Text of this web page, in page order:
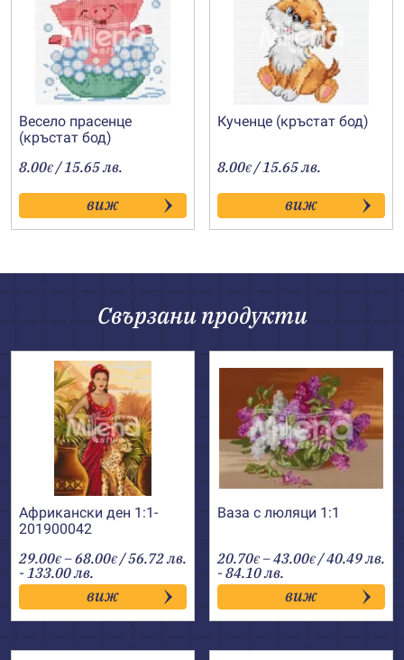
Весело прасенце
(кръстат бод)
8.00€ / 15.65 лв.
виж
Кученце (кръстат бод)
8.00€ / 15.65 лв.
виж
Свързани продукти
Африкански ден 1:1-
201900042
29.00€ –68.00€Price
range:
29.00€
through
68.00€
/ 56.72 лв.
- 133.00 лв.
виж
Ваза с люляци 1:1
20.70€ –43.00€Price
range:
20.70€
through
43.00€
/ 40.49 лв.
- 84.10 лв.
виж